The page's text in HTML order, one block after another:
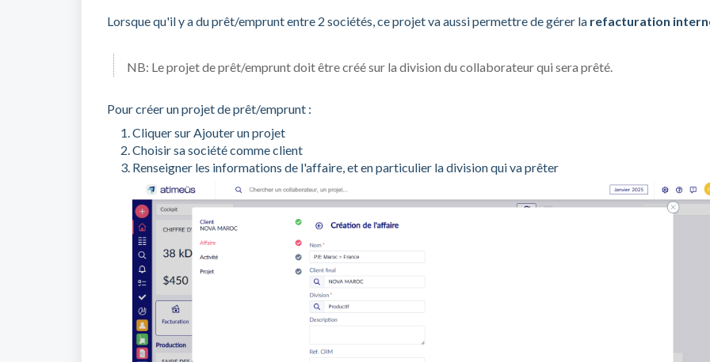
Lorsque qu'il y a du prêt/emprunt entre 2 sociétés, ce projet va aussi permettre de gérer la refacturation
NB: Le projet de prêt/emprunt doit être créé sur la division du collaborateur qui sera prêté.
Pour créer un projet de prêt/emprunt :
Cliquer sur Ajouter un projet
Choisir sa société comme client
Renseigner les informations de l'affaire, et en particulier la division qui va prêter